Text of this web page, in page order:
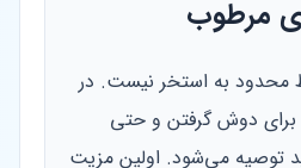
مرطوب
محدود به استخر نیست. در
برای دوش گرفتن و حتی
توصیه می‌شود. اولین مزیت